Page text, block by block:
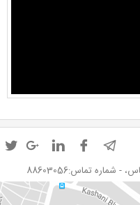
تماس:88603056